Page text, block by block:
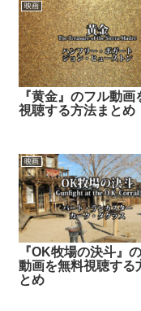
映画
『黄金』のフル動画
視聴する方法まとめ
映画
『OK牧場の決斗』
動画を無料視聴する
とめ